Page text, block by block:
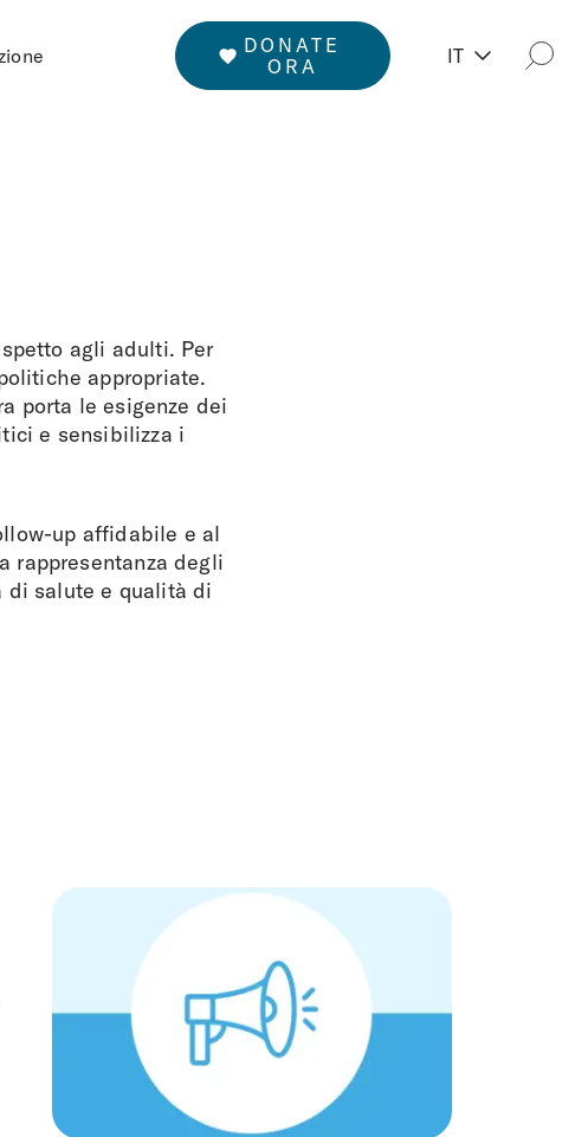
DONATE
ORA
IT
agli adulti. Per
appropriate.
porta le esigenze dei
e sensibilizza i
up affidabile e al
rappresentanza degli
di salute e qualità di